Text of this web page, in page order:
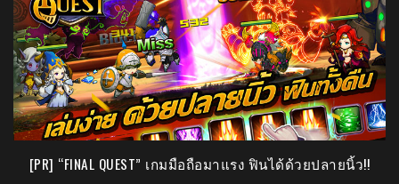
[PR] “FINAL QUEST” เกมมือถือมาแรง ฟินได้ด้วยปลายนิ้ว!!